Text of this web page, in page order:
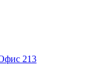
213